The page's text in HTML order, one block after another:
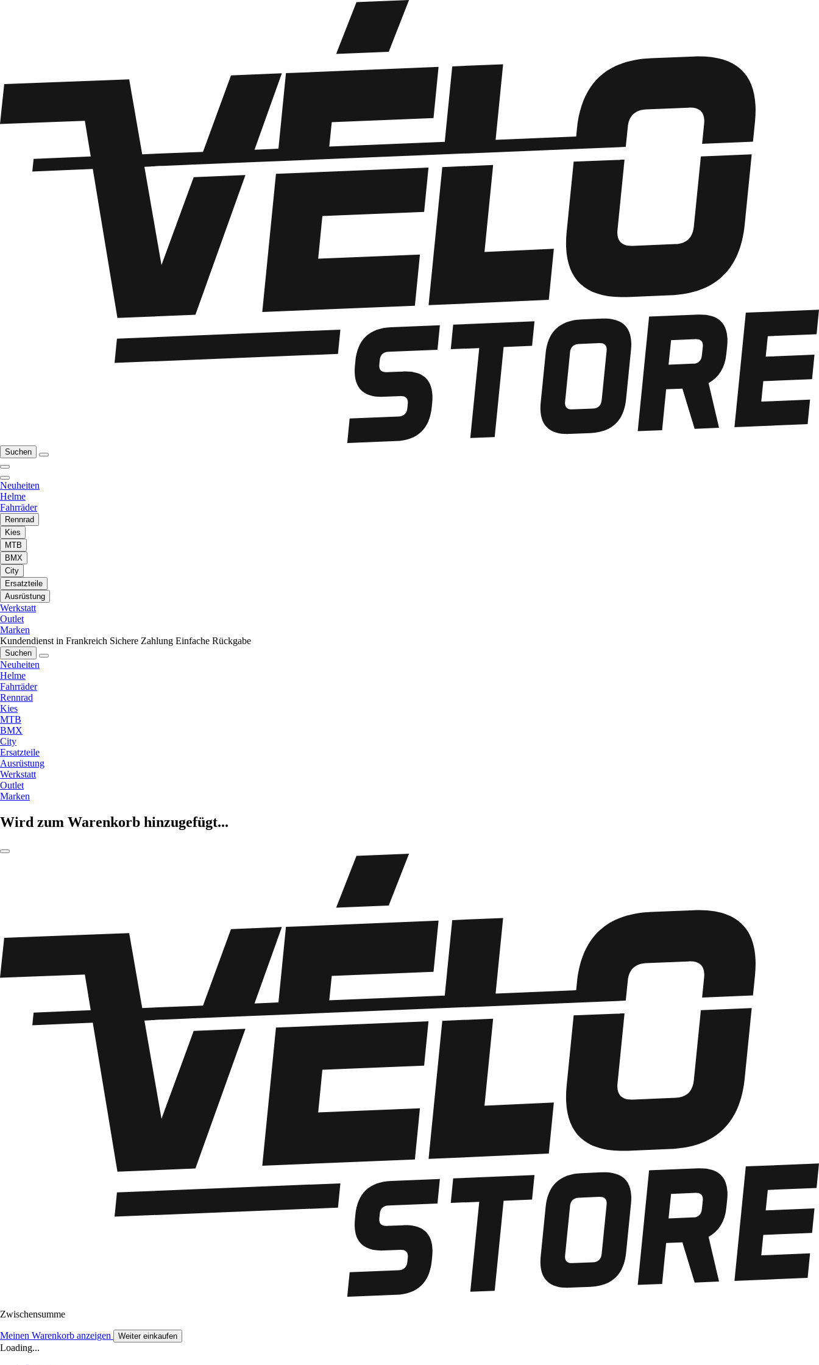
Suchen
Neuheiten
Helme
Fahrräder
Rennrad
Kies
MTB
BMX
City
Ersatzteile
Ausrüstung
Werkstatt
Outlet
Marken
Kundendienst in Frankreich Sichere Zahlung Einfache Rückgabe
Suchen
Neuheiten
Helme
Fahrräder
Rennrad
Kies
MTB
BMX
City
Ersatzteile
Ausrüstung
Werkstatt
Outlet
Marken
Wird zum Warenkorb hinzugefügt...
Zwischensumme
Meinen Warenkorb anzeigen Weiter einkaufen
Loading...